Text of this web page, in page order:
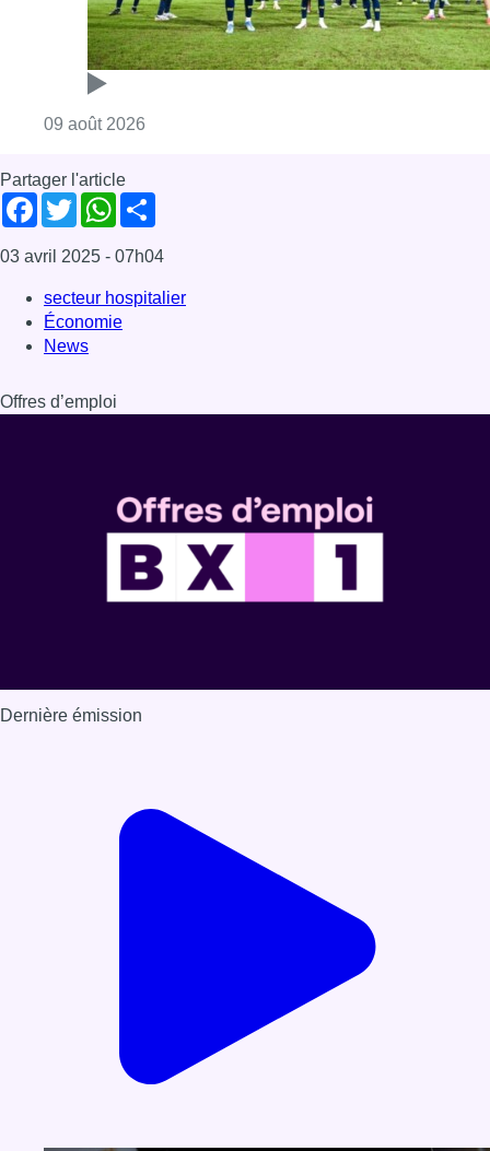
09 août 2026
Partager l'article
Facebook
TwitterWhatsApp
03 avril 2025 - 07h04
secteur hospitalier
Économie
News
Offres d’emploi
Dernière émission